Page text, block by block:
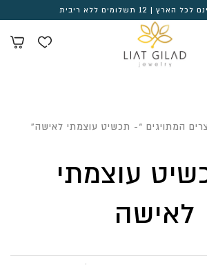
| 12 תשלומים ללא ריבית
המתויגים “- תכשיט עוצמתי לאישה”
עוצמתי
לאישה